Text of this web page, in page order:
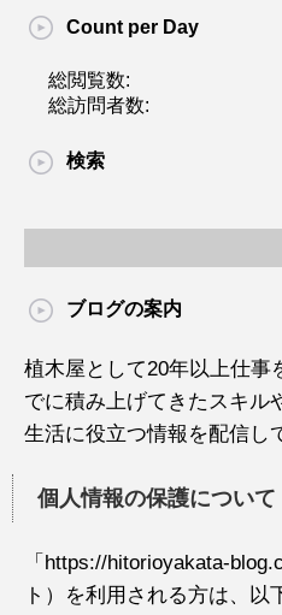
Count per Day
総閲覧数:
総訪問者数:
検索
ブログの案内
植木屋として20年以上仕事
でに積み上げてきたスキル
生活に役立つ情報を配信し
個人情報の保護について
「https://hitorioyakata-
ト）を利用される方は、